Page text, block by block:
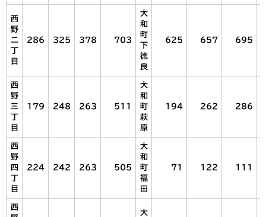
西
野
二
目
286 325 378 703
大
和
町
下
徳
良
625 657 695
西
野
三
目
179 248 263 511
大
和
町
萩
原
194 262 286
西
野
四
目
224 242 263 505
大
和
町
福
田
71 122 111
西
大